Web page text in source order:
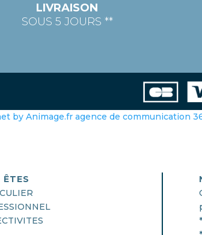
LIVRAISON
SOUS 5 JOURS **
by Animage.fr agence de communication
ÊTES